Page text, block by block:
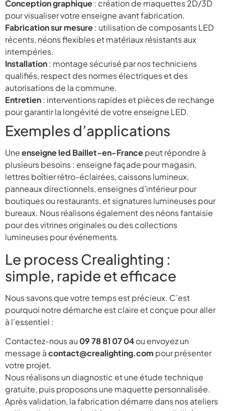
Conception graphique: création de maquettes 2D/3D
pour visualiser votre enseigne avant fabrication.
Fabrication sur mesure: utilisation de composants LED
récents, néons flexibles et matériaux résistants aux
intempéries.
Installation: montage sécurisé par nos techniciens
qualifiés, respect des normes électriques et des
autorisations de la commune.
Entretien: interventions rapides et pièces de rechange
pour garantir la longévité de votre enseigne LED.
Exemples d’applications
Uneenseigne led Baillet-en-Francepeut répondre à
plusieurs besoins : enseigne façade pour magasin,
lettres boîtier rétro-éclairées, caissons lumineux,
panneaux directionnels, enseignes d’intérieur pour
boutiques ou restaurants, et signatures lumineuses pour
bureaux. Nous réalisons également des néons fantaisie
pour des vitrines originales ou des collections
lumineuses pour événements.
Le process Crealighting :
simple, rapide et efficace
Nous savons que votre temps est précieux. C’est
pourquoi notre démarche est claire et conçue pour aller
à l’essentiel :
Contactez-nous au 09 78 81 07 04ou envoyez un
message àcontact@crealighting.com pour présenter
votre projet.
Nous réalisons un diagnostic et une étude technique
gratuite, puis proposons une maquette personnalisée.
Après validation, la fabrication démarre dans nos ateliers